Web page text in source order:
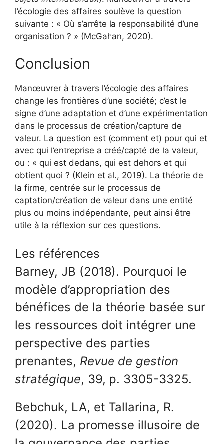
l’écologie des affaires soulève la question
suivante : « Où s’arrête la responsabilité d’une
organisation ? » (McGahan, 2020).
Conclusion
Manœuvrer à travers l’écologie des affaires
change les frontières d’une société; c’est le
signe d’une adaptation et d’une expérimentation
dans le processus de création/capture de
valeur. La question est (comment et) pour qui et
avec qui l’entreprise a créé/capté de la valeur,
ou : « qui est dedans, qui est dehors et qui
obtient quoi ? (Klein et al., 2019). La théorie de
la firme, centrée sur le processus de
captation/création de valeur dans une entité
plus ou moins indépendante, peut ainsi être
utile à la réflexion sur ces questions.
Les références
Barney, JB (2018). Pourquoi le
modèle d’appropriation des
bénéfices de la théorie basée sur
les ressources doit intégrer une
perspective des parties
prenantes, Revue de gestion
stratégique, 39, p. 3305-3325.
Bebchuk, LA, et Tallarina, R.
(2020). La promesse illusoire de